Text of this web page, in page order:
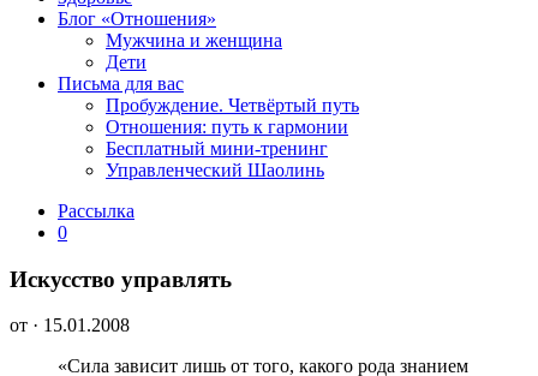
Блог «Отношения»
Мужчина и женщина
Дети
Письма для вас
Пробуждение. Четвёртый путь
Отношения: путь к гармонии
Бесплатный мини-тренинг
Управленческий Шаолинь
Рассылка
0
Искусство управлять
от · 15.01.2008
«Сила зависит лишь от того, какого рода знанием